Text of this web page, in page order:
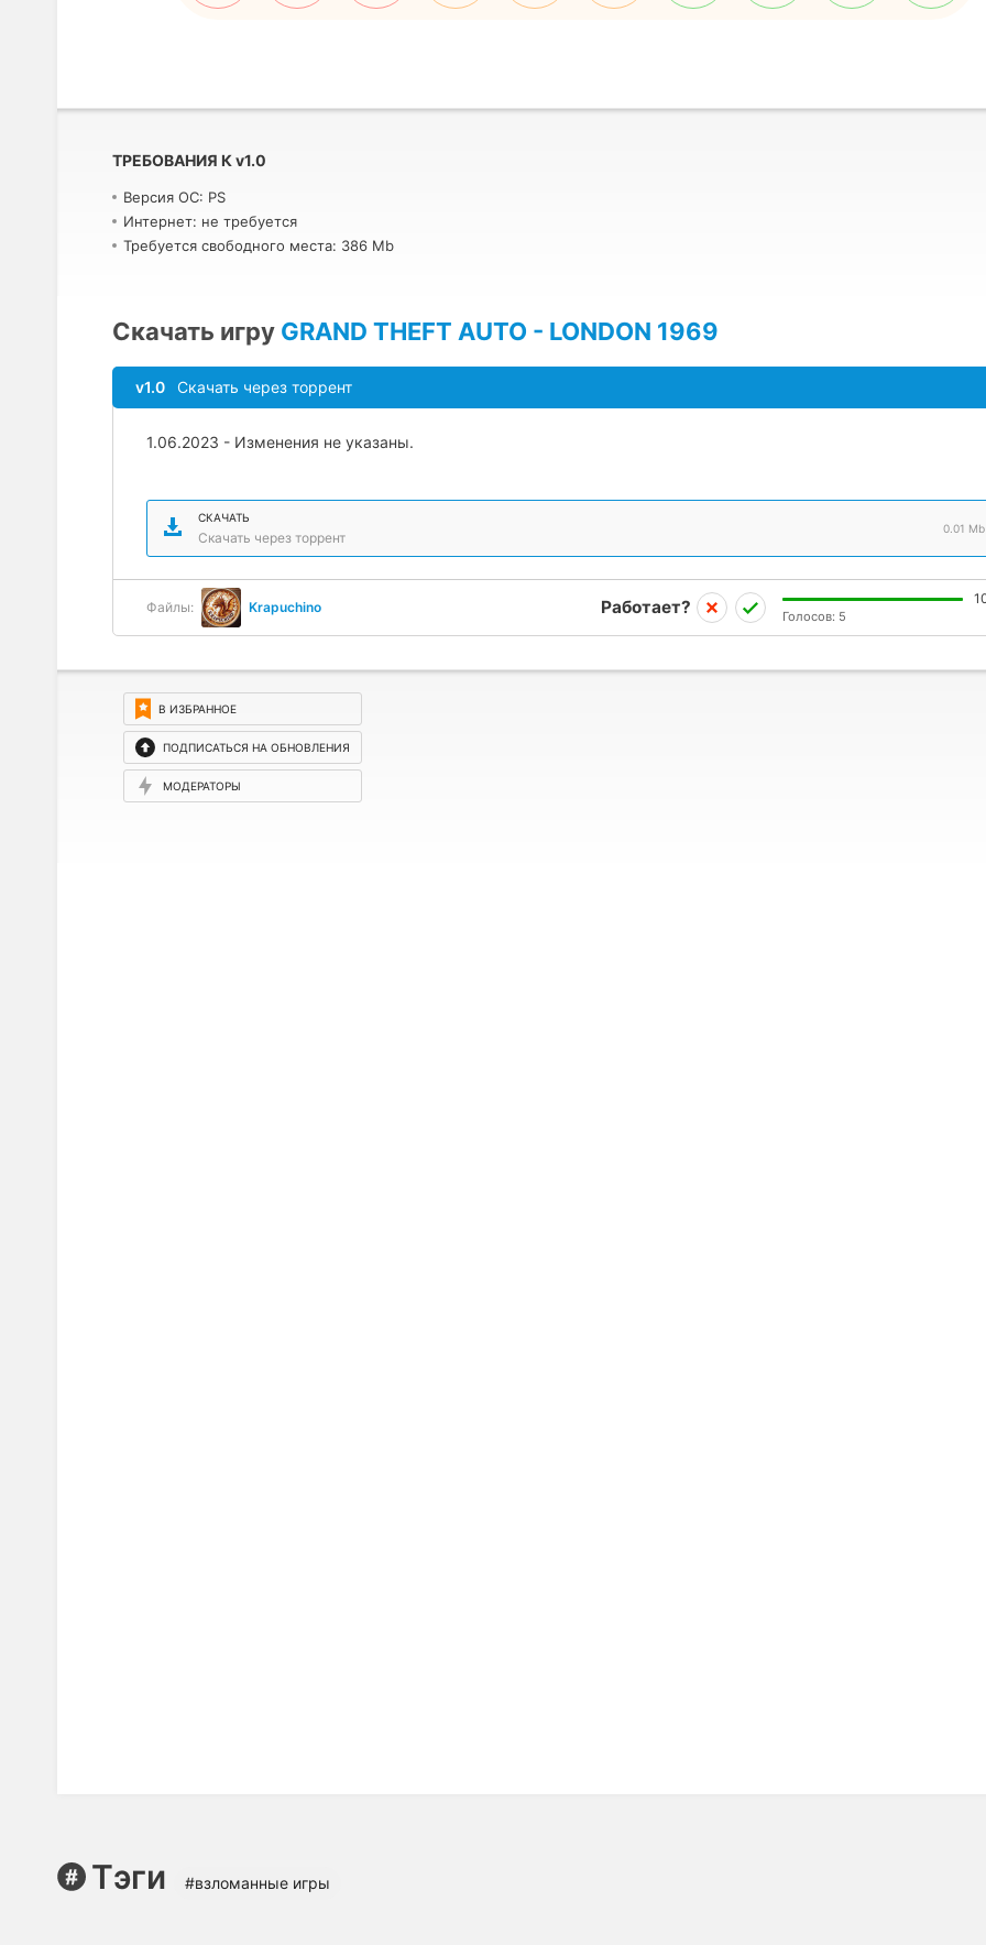
ТРЕБОВАНИЯ К v1.0
Версия ОС: PS
Интернет: не требуется
Требуется свободного места: 386 Mb
Скачать игру GRAND THEFT AUTO - LONDON 1969
v1.0 Скачать через торрент
1.06.2023 - Изменения не указаны.
СКАЧАТЬ
Скачать через торрент
0.01 Mb
Файлы: Krapuchino Работает? Голосов: 5
В ИЗБРАННОЕ
ПОДПИСАТЬСЯ НА ОБНОВЛЕНИЯ
МОДЕРАТОРЫ
Тэги #взломанные игры